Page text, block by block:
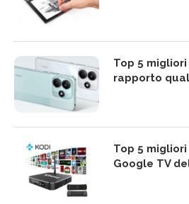
Top 5
rapporto
Top 5 migliori
Google TV